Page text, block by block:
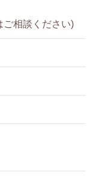
ご相談ください)